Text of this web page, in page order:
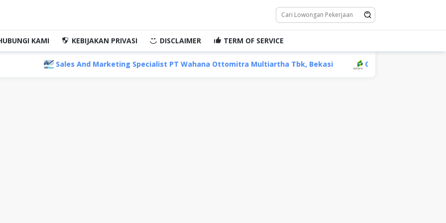
KAMI KEBIJAKAN PRIVASI DISCLAIMER TERM OF SERVICE
Sales And Marketing Specialist PT Wahana Ottomitra Multiartha Tbk, Bekasi Operator Alat Berat PT Adaro Energy,